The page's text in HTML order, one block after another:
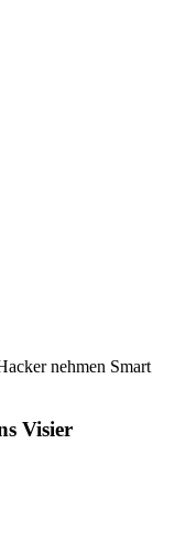
nehmen Smart
Visier